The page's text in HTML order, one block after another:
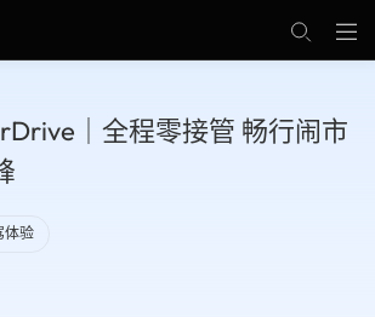
｜全程零接管 畅行闹市
体验